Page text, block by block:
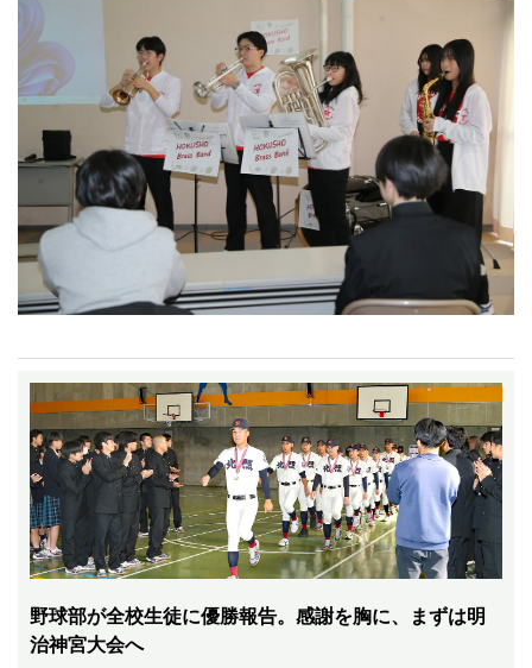
野球部が全校生徒に優勝報告。感謝を胸に、まずは明
治神宮大会へ